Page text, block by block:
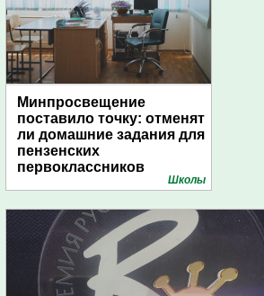
Минпросвещение
поставило точку: отменят
ли домашние задания для
пензенских
первоклассников
Школы